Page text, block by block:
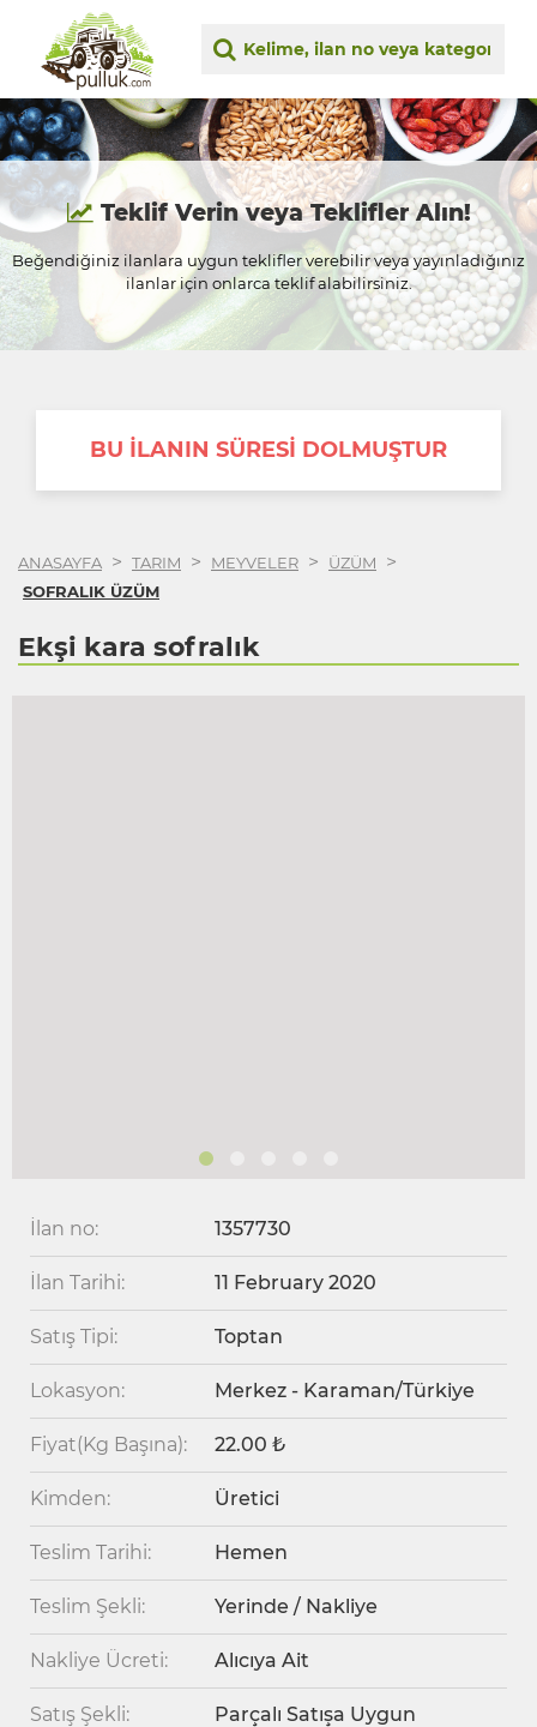
Teklif Verin veya Teklifler Alın!
Beğendiğiniz ilanlara uygun teklifler verebilir veya yayınladığınız
ilanlar için onlarca teklif alabilirsiniz.
BU İLANIN SÜRESİ DOLMUŞTUR
ANASAYFA > TARIM > MEYVELER > ÜZÜM >
SOFRALIK ÜZÜM
Ekşi kara sofralık
İlan no: 1357730
İlan Tarihi: 11 February 2020
Satış Tipi: Toptan
Lokasyon: Merkez - Karaman/Türkiye
Fiyat(Kg Başına): 22.00 ₺
Kimden: Üretici
Teslim Tarihi: Hemen
Teslim Şekli: Yerinde / Nakliye
Nakliye Ücreti: Alıcıya Ait
Satış Şekli: Parçalı Satışa Uygun